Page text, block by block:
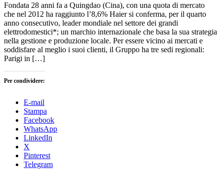
Fondata 28 anni fa a Quingdao (Cina), con una quota di mercato
che nel 2012 ha raggiunto l’8,6% Haier si conferma, per il quarto
anno consecutivo, leader mondiale nel settore dei grandi
elettrodomestici*; un marchio internazionale che basa la sua strategia
nella gestione e produzione locale. Per essere vicino ai mercati e
soddisfare al meglio i suoi clienti, il Gruppo ha tre sedi regionali:
Parigi in […]
Per condividere:
E-mail
Stampa
Facebook
WhatsApp
LinkedIn
X
Pinterest
Telegram